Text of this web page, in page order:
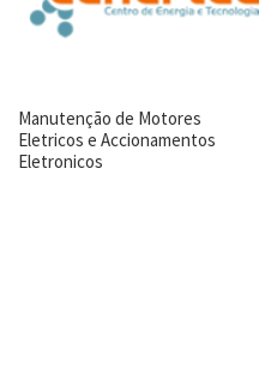
Manutenção de Motores
Eletricos e Accionamentos
Eletronicos